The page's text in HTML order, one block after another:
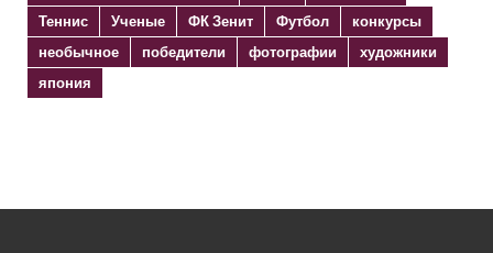
Теннис
Ученые ФК Зенит Футбол
конкурсы
необычное
победители фотографии
художники
япония